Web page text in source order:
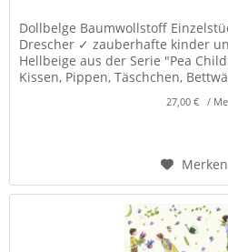
Dollbelge Baumwollstoff
Drescher ✓ zauberhafte kinder
Hellbeige aus der Serie "Pea
Kissen, Pippen, Täschchen,
27,00 € /
Merken